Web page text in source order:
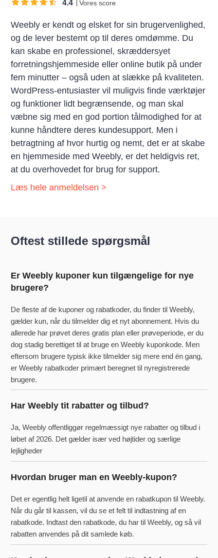
4.4 Vores score
Weebly er kendt og elsket for sin brugervenlighed,
og de lever bestemt op til deres omdømme. Du
kan skabe en professionel, skræddersyet
forretningshjemmeside eller online butik på under
fem minutter – også uden at slække på kvaliteten.
WordPress-entusiaster vil muligvis finde værktøjer
og funktioner lidt begrænsende, og man skal
væbne sig med en god portion tålmodighed for at
kunne håndtere deres kundesupport. Men i
betragtning af hvor hurtig og nemt, det er at skabe
en hjemmeside med Weebly, er det heldigvis ret,
at du overhovedet for brug for support.
Læs hele anmeldelsen >
Oftest stillede spørgsmål
Er Weebly kuponer kun tilgængelige for nye
brugere?
De fleste af de kuponer og rabatkoder, du finder til Weebly,
gælder kun, når du tilmelder dig et nyt abonnement. Hvis du
allerede har prøvet deres gratis plan eller prøveperiode, er du
dog stadig berettiget til at bruge en Weebly kuponkode. Men
eftersom brugere typisk ikke tilmelder sig mere end én gang,
er Weebly rabatkoder primært beregnet til nyregistrerede
brugere.
Har Weebly tit rabatter og tilbud?
Ja, Weebly offentliggør regelmæssigt nye rabatter og tilbud i
løbet af 2026. Det gælder især ved højtider og særlige
lejligheder
Hvordan bruger man en Weebly-kupon?
Det er egentlig helt ligetil at anvende en rabatkupon til Weebly.
Når du går til kassen, vil du se et felt til indtastning af en
rabatkode. Indtast den rabatkode, du har til Weebly, og så vil
rabatten anvendes på dit samlede køb.